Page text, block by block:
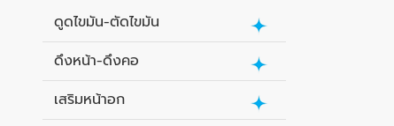
ดูดไขมัน-ตัดไขมัน
ดึงหน้า-ดึงคอ
เสริมหน้าอก